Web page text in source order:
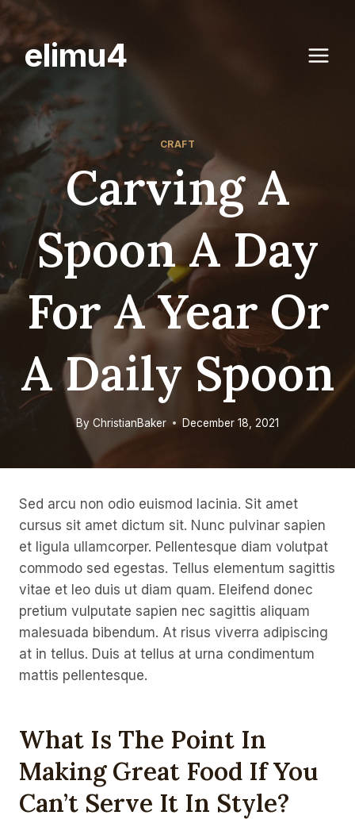
Skip
to
contentelimu4
CRAFT
Carving A
Spoon A Day
For A Year Or
A Daily Spoon
By ChristianBaker December 18, 2021
Sed arcu non odio euismod lacinia. Sit amet
cursus sit amet dictum sit. Nunc pulvinar sapien
et ligula ullamcorper. Pellentesque diam volutpat
commodo sed egestas. Tellus elementum sagittis
vitae et leo duis ut diam quam. Eleifend donec
pretium vulputate sapien nec sagittis aliquam
malesuada bibendum. At risus viverra adipiscing
at in tellus. Duis at tellus at urna condimentum
mattis pellentesque.
What Is The Point In
Making Great Food If You
Can’t Serve It In Style?